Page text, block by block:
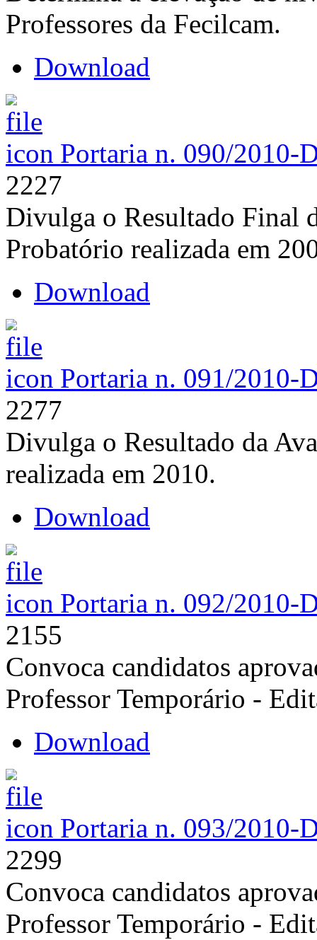
Professores da Fecilcam.
Download
Portaria n. 090/2010-
2227
Divulga o Resultado Final
Probatório realizada em
Download
Portaria n. 091/2010-
2277
Divulga o Resultado da
realizada em 2010.
Download
Portaria n. 092/2010-
2155
Convoca candidatos
Professor Temporário -
Download
Portaria n. 093/2010-
2299
Convoca candidatos
Professor Temporário -